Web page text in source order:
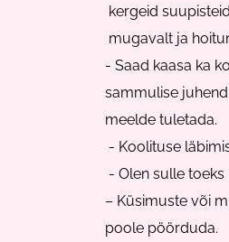
kergeid
mugavalt ja
- Saad kaasa ka
sammulise
meelde tuletada.
- Koolituse
- Olen sulle
– Küsimuste või
poole pöörduda.